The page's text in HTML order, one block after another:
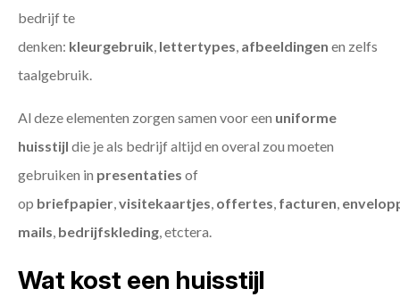
bedrijf te
denken: kleurgebruik, lettertypes, afbeeldingen en zelfs
taalgebruik.
Al deze elementen zorgen samen voor een uniforme
huisstijl die je als bedrijf altijd en overal zou moeten
gebruiken in presentaties of
op briefpapier,visitekaartjes, offertes, facturen,
mails, bedrijfskleding, etctera.
Wat kost een huisstijl